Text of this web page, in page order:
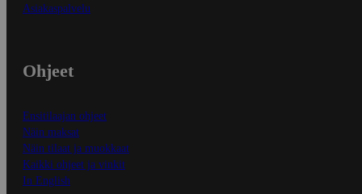
Asiakaspalvelu
Ohjeet
Ensitilaajan ohjeet
Näin maksat
Näin tilaat ja muokkaat
Kaikki ohjeet ja vinkit
In English